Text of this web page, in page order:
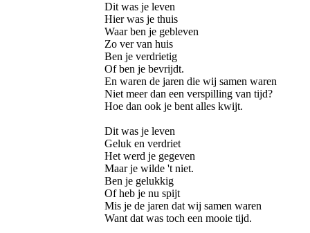
Dit was je leven
Hier was je thuis
Waar ben je gebleven
Zo ver van huis
Ben je verdrietig
Of ben je bevrijdt.
En waren de jaren die wij samen waren
Niet meer dan een verspilling van tijd?
Hoe dan ook je bent alles kwijt.
Dit was je leven
Geluk en verdriet
Het werd je gegeven
Maar je wilde 't niet.
Ben je gelukkig
Of heb je nu spijt
Mis je de jaren dat wij samen waren
Want dat was toch een mooie tijd.